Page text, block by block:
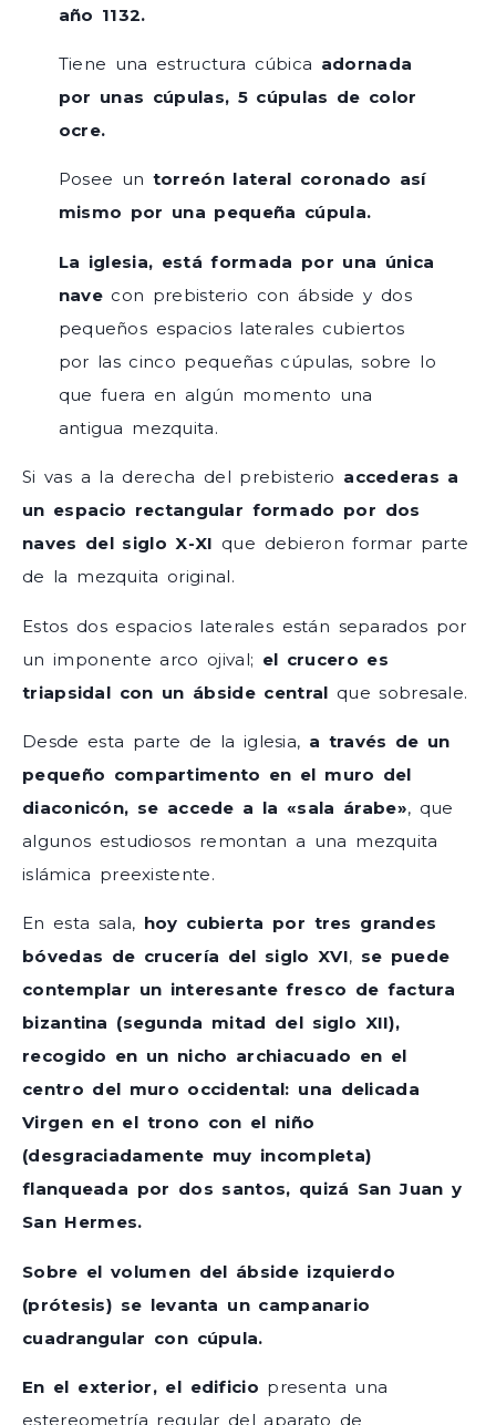
año 1132.
Tiene una estructura cúbica adornada
por unas cúpulas, 5 cúpulas de color
ocre.
Posee un torreón lateral coronado así
mismo por una pequeña cúpula.
La iglesia, está formada por una única
nave con prebisterio con ábside y dos
pequeños espacios laterales cubiertos
por las cinco pequeñas cúpulas, sobre lo
que fuera en algún momento una
antigua mezquita.
Si vas a la derecha del prebisterio accederas a
un espacio rectangular formado por dos
naves del siglo X-XI que debieron formar parte
de la mezquita original.
Estos dos espacios laterales están separados por
un imponente arco ojival; el crucero es
triapsidal con un ábside central que sobresale.
Desde esta parte de la iglesia, a través de un
pequeño compartimento en el muro del
diaconicón, se accede a la «sala árabe», que
algunos estudiosos remontan a una mezquita
islámica preexistente.
En esta sala, hoy cubierta por tres grandes
bóvedas de crucería del siglo XVI, se puede
contemplar un interesante fresco de factura
bizantina (segunda mitad del siglo XII),
recogido en un nicho archiacuado en el
centro del muro occidental: una delicada
Virgen en el trono con el niño
(desgraciadamente muy incompleta)
flanqueada por dos santos, quizá San Juan y
San Hermes.
Sobre el volumen del ábside izquierdo
(prótesis) se levanta un campanario
cuadrangular con cúpula.
En el exterior, el edificio presenta una
estereometría regular del aparato de